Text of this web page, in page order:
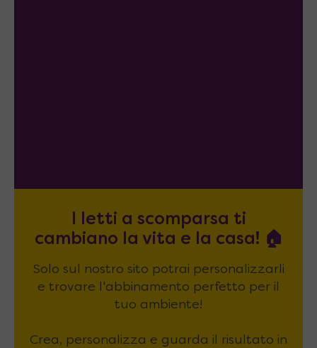
I letti a scomparsa ti
cambiano la vita e la casa! 🏠
Solo sul nostro sito potrai personalizzarli
e trovare l'abbinamento perfetto per il
tuo ambiente!
Crea, personalizza e guarda il risultato in